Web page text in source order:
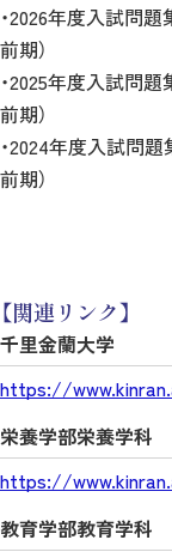
・2026年度入試問
前期）
・2025年度入試問
前期）
・2024年度入試問
前期）
【関連リンク】
千里金蘭大学
https://
栄養学部栄養学科
https://
教育学部教育学科